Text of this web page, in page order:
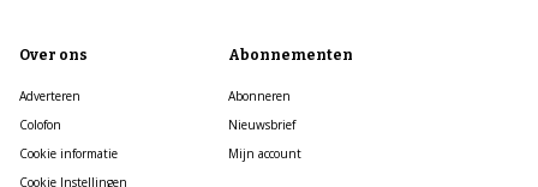
Over ons
Adverteren
Colofon
Cookie informatie
Cookie Instellingen
Abonnementen
Abonneren
Nieuwsbrief
Mijn account